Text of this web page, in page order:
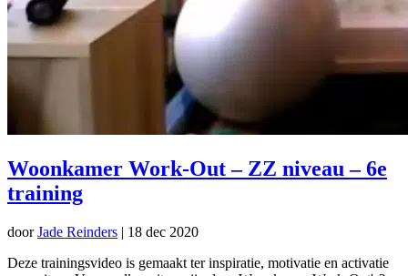
Woonkamer Work-Out – ZZ niveau – 6e
training
doorJade Reinders | 18 dec 2020
Deze trainingsvideo is gemaakt ter inspiratie, motivatie en activatie